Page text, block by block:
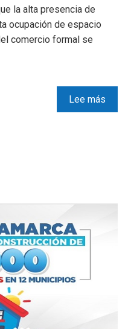
la alta presencia de
ocupación de espacio
comercio formal se
Lee más